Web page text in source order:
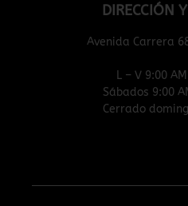
DIRECCIÓN
Avenida Carrera
L – V 9:00
Sábados 9:00
Cerrado